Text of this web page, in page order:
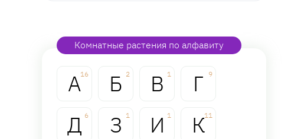
Комнатные растения по алфавиту
А16 Б 2 В 1 Г 9
Д 6 З 1 И 1 К11